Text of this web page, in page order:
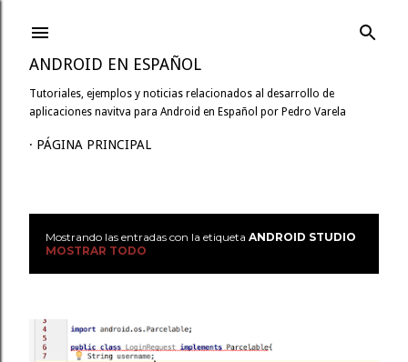
ANDROID EN ESPAÑOL
Tutoriales, ejemplos y noticias relacionados al desarrollo de
aplicaciones navitva para Android en Español por Pedro Varela
PÁGINA PRINCIPAL
n
t
Mostrando las entradas con la etiqueta ANDROID STUDIO
MOSTRAR TODO